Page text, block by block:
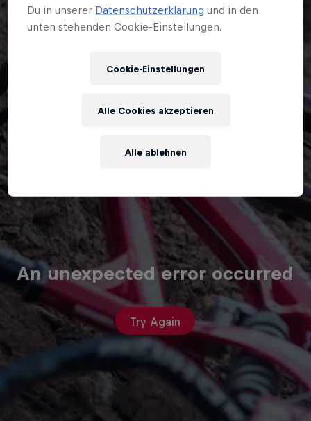
An unexpected error occurred
Try Again
Du in unserer Datenschutzerklärung und in den
unten stehenden Cookie-Einstellungen.
Cookie-Einstellungen
Alle ablehnen
Alle Cookies akzeptieren